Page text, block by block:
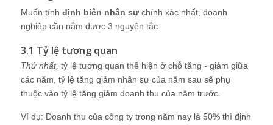
Muốn tính định biên nhân sựchính xác nhất, doanh
nghiệp cần nắm được 3 nguyên tắc.
3.1 Tỷ lệ tương quan
Thứ nhất, tỷ lệ tương quan thể hiện ở chỗ tăng - giảm giữa
các năm, tỷ lệ tăng giảm nhân sự của năm sau sẽ phụ
thuộc vào tỷ lệ tăng giảm doanh thu của năm trước.
Ví dụ: Doanh thu của công ty trong năm nay là 50% thì định